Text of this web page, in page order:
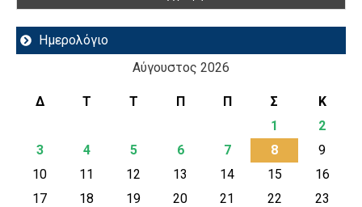
Ημερολόγιο
Αύγουστος 2026
Δ Τ Τ Π Π Σ
Κ
1
2
3
4 5 6 7 8
9
10
11 12 13 14 15
16
17
18 19 20 21 22
23